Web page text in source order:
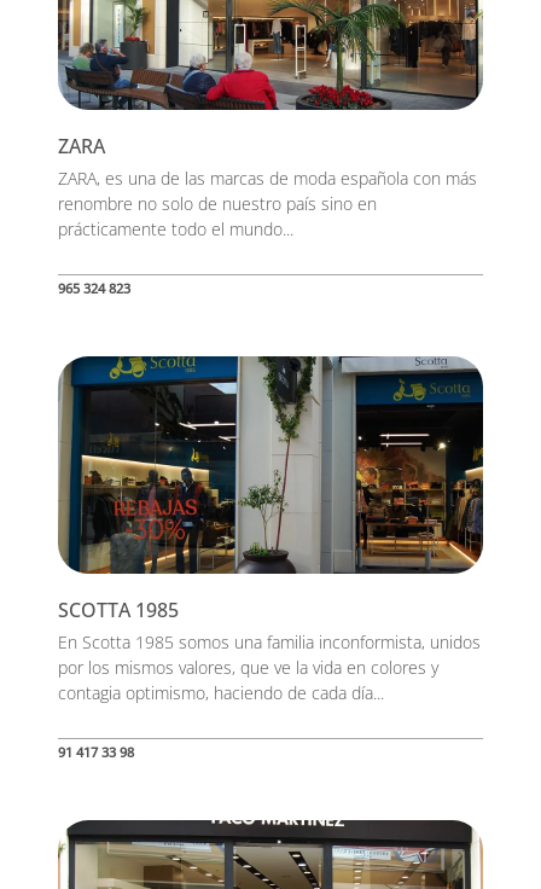
ZARA
ZARA, es una de las marcas de moda española con más
renombre no solo de nuestro país sino en
prácticamente todo el mundo...
965 324 823
SCOTTA 1985
En Scotta 1985 somos una familia inconformista, unidos
por los mismos valores, que ve la vida en colores y
contagia optimismo, haciendo de cada día...
91 417 33 98